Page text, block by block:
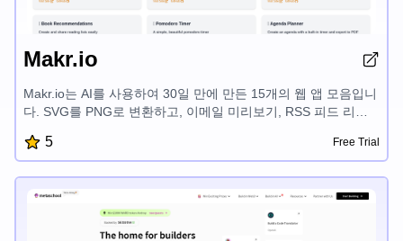
Makr.io
Makr.io는 AI를 사용하여 30일 만에 만든 15개의 웹 앱 모음입니
다. SVG를 PNG로 변환하고, 이메일 미리보기, RSS 피드 리더,
스터, 영감을 주는 인용구, 국가 탐색기, 색상 선택기, 책 추천, 포
모도로 타이머, 일정 플래너, HN 향상, GitHub 저장소 탐색기, 이
를 간소화하도록 설계되어 있습니다.
5 Free Trial